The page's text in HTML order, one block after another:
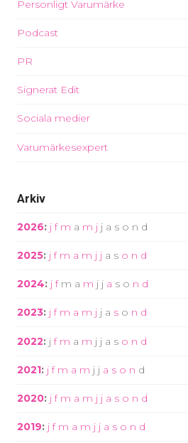
Personligt Varumärke
Podcast
PR
Signerat Edit
Sociala medier
Varumärkesexpert
Arkiv
2026: j f m a m j j a s o n d
2025: j f m a m j j a s o n d
2024: j f m a m j j a s o n d
2023: j f m a m j j a s o n d
2022: j f m a m j j a s o n d
2021: j f m a m j j a s o n d
2020: j f m a m j j a s o n d
2019: j f m a m j j a s o n d